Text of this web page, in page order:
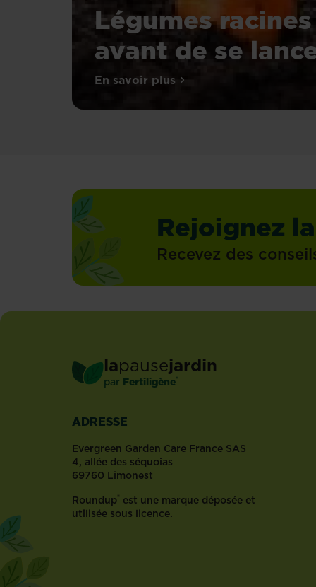
Légumes
avant de se
En savoir plussur Légumes racines : avant
Rejoignez
Recevez des
lapausejardin
par Fertiligène®
ADRESSE
Evergreen Garden Care France SAS
4, allée des séquoias
69760 Limonest
Roundup® est une marque déposée et
utilisée sous licence.